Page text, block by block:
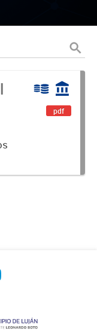
pdf